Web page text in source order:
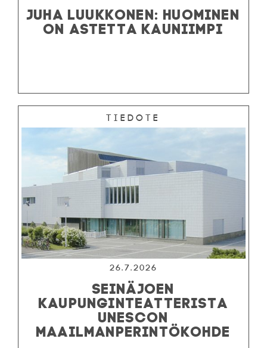
JUHA LUUKKONEN: HUOMINEN
ON ASTETTA KAUNIIMPI
Tiedote
26.7.2026
SEINÄJOEN
KAUPUNGINTEATTERISTA
UNESCON
MAAILMANPERINTÖKOHDE